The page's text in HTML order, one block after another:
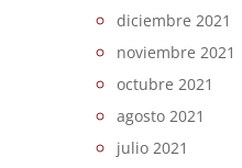
diciembre 2021
noviembre 2021
octubre 2021
agosto 2021
julio 2021